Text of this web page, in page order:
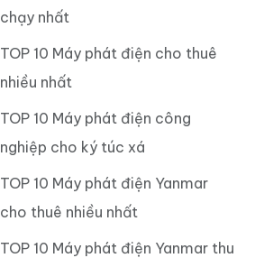
chạy nhất
TOP 10 Máy phát điện cho thuê
nhiều nhất
TOP 10 Máy phát điện công
nghiệp cho ký túc xá
TOP 10 Máy phát điện Yanmar
cho thuê nhiều nhất
TOP 10 Máy phát điện Yanmar thu